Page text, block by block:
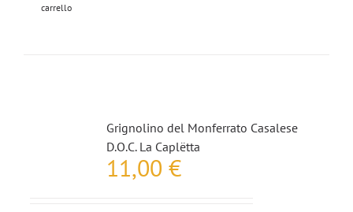
carrello
Grignolino del Monferrato Casalese
D.O.C. La Caplëtta
11,00 €